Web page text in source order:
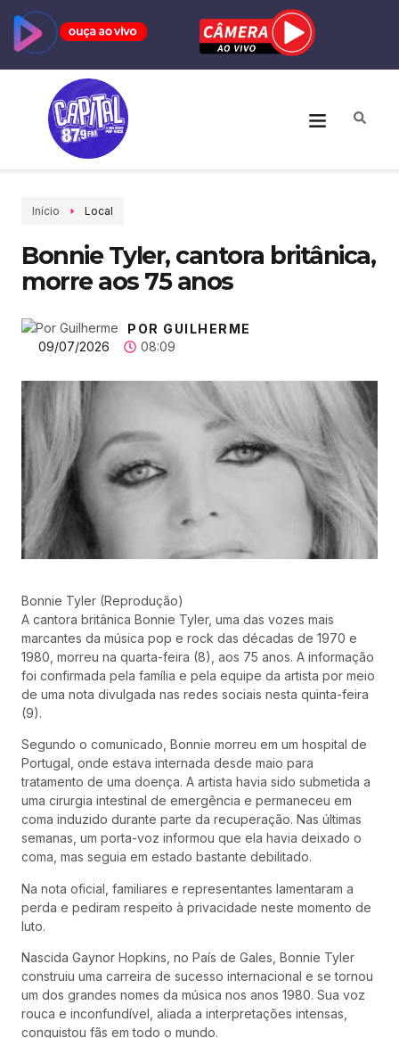
Início Local
Bonnie Tyler, cantora britânica,
morre aos 75 anos
POR GUILHERME
09/07/2026
08:09
Bonnie Tyler (Reprodução)
A cantora britânica Bonnie Tyler, uma das vozes mais
marcantes da música pop e rock das décadas de 1970 e
1980, morreu na quarta-feira (8), aos 75 anos. A informação
foi confirmada pela família e pela equipe da artista por meio
de uma nota divulgada nas redes sociais nesta quinta-feira
(9).
Segundo o comunicado, Bonnie morreu em um hospital de
Portugal, onde estava internada desde maio para
tratamento de uma doença. A artista havia sido submetida a
uma cirurgia intestinal de emergência e permaneceu em
coma induzido durante parte da recuperação. Nas últimas
semanas, um porta-voz informou que ela havia deixado o
coma, mas seguia em estado bastante debilitado.
Na nota oficial, familiares e representantes lamentaram a
perda e pediram respeito à privacidade neste momento de
luto.
Nascida Gaynor Hopkins, no País de Gales, Bonnie Tyler
construiu uma carreira de sucesso internacional e se tornou
um dos grandes nomes da música nos anos 1980. Sua voz
rouca e inconfundível, aliada a interpretações intensas,
conquistou fãs em todo o mundo.